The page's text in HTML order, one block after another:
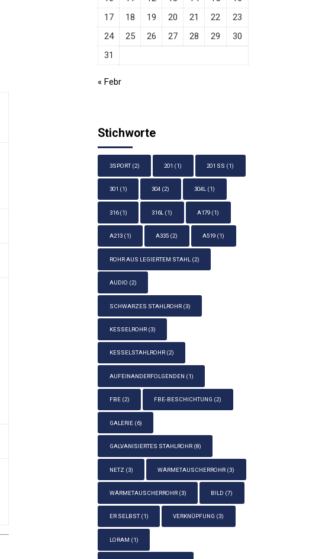
17
18 19 20 21 22
23
24
25 26 27 28 29
30
31
« Febr
Stichworte
3SPORT(2) 201 (1) 201 SS (1)
301 (1) 304 (2) 304L(1)
316(1) 316L (1) A179 (1)
A213(1) A335 (2) A519 (1)
ROHR AUS LEGIERTEM STAHL (2)
AUDIO (2)
SCHWARZES STAHLROHR(3)
KESSELROHR(3)
KESSELSTAHLROHR(2)
AUFEINANDERFOLGENDEN (1)
FBE(2) FBE-BESCHICHTUNG (2)
GALERIE(6)
GALVANISIERTES STAHLROHR(8)
NETZ (3) WÄRMETAUSCHERROHR (3)
WÄRMETAUSCHERROHR(3) BILD (7)
ER SELBST(1) VERKNÜPFUNG (3)
LORAM (1)